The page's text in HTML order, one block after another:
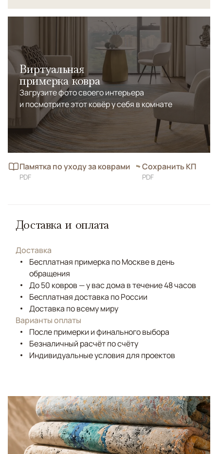
Виртуальная
примерка ковра
Загрузите фото своего интерьера
и посмотрите этот ковёр у себя в комнате
Памятка по уходу за коврами
PDF
Сохранить КП
PDF
Доставка и оплата
Доставка
Бесплатная примерка по Москве в день
обращения
До 50 ковров — у вас дома в течение 48 часов
Бесплатная доставка по России
Доставка по всему миру
Варианты оплаты
После примерки и финального выбора
Безналичный расчёт по счёту
Индивидуальные условия для проектов